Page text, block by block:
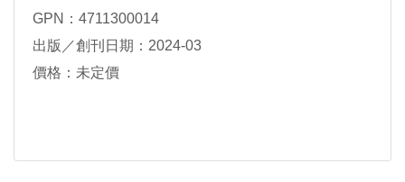
GPN：4711300014
出版／創刊日期：2024-03
價格：未定價